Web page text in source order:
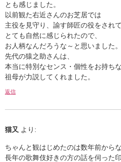
とも感じました。
以前観た右近さんのお芝居では
主役を見守り、諭す師匠の役をされて
とても自然に感じられたので、
お人柄なんだろうな～と思いました。
先代の猿之助さんは、
本当に特別なセンス・個性をお持ち
祖母が力説してくれました。
返信
猫又 より:
ちゃんと観はじめたのは数年前からな
長年の歌舞伎好きの方の話を伺った